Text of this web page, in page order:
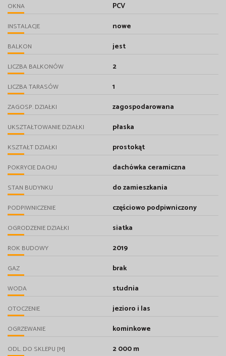
OKNA PCV
INSTALACJE nowe
BALKON jest
LICZBA BALKONÓW 2
LICZBA TARASÓW 1
ZAGOSP. DZIAŁKI zagospodarowana
UKSZTAŁTOWANIE DZIAŁKI płaska
KSZTAŁT DZIAŁKI prostokąt
POKRYCIE DACHU dachówka ceramiczna
STAN BUDYNKU do zamieszkania
PODPIWNICZENIE częściowo podpiwniczony
OGRODZENIE DZIAŁKI siatka
ROK BUDOWY 2019
GAZ brak
WODA studnia
OTOCZENIE jezioro i las
OGRZEWANIE kominkowe
ODL. DO SKLEPU [M] 2 000 m